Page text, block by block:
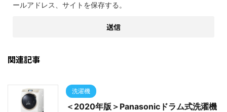
ールアドレス、サイトを保存する。
関連記事
洗濯機
＜2020年版＞Panasonicドラム式洗濯機